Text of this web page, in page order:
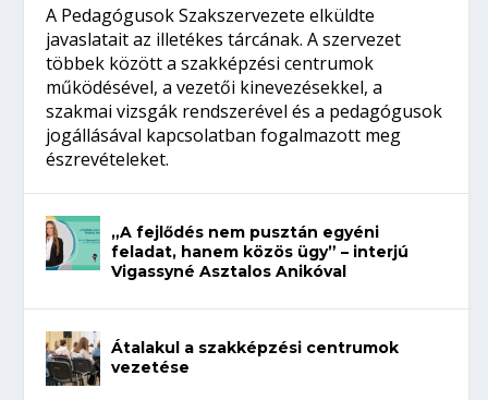
A Pedagógusok Szakszervezete elküldte
javaslatait az illetékes tárcának. A szervezet
többek között a szakképzési centrumok
működésével, a vezetői kinevezésekkel, a
szakmai vizsgák rendszerével és a pedagógusok
jogállásával kapcsolatban fogalmazott meg
észrevételeket.
„A fejlődés nem pusztán egyéni
feladat, hanem közös ügy” – interjú
Vigassyné Asztalos Anikóval
Átalakul a szakképzési centrumok
vezetése